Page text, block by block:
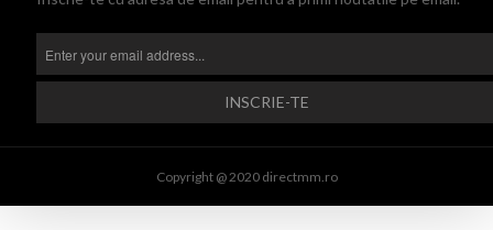
Copyright @ 2020 directmm.ro